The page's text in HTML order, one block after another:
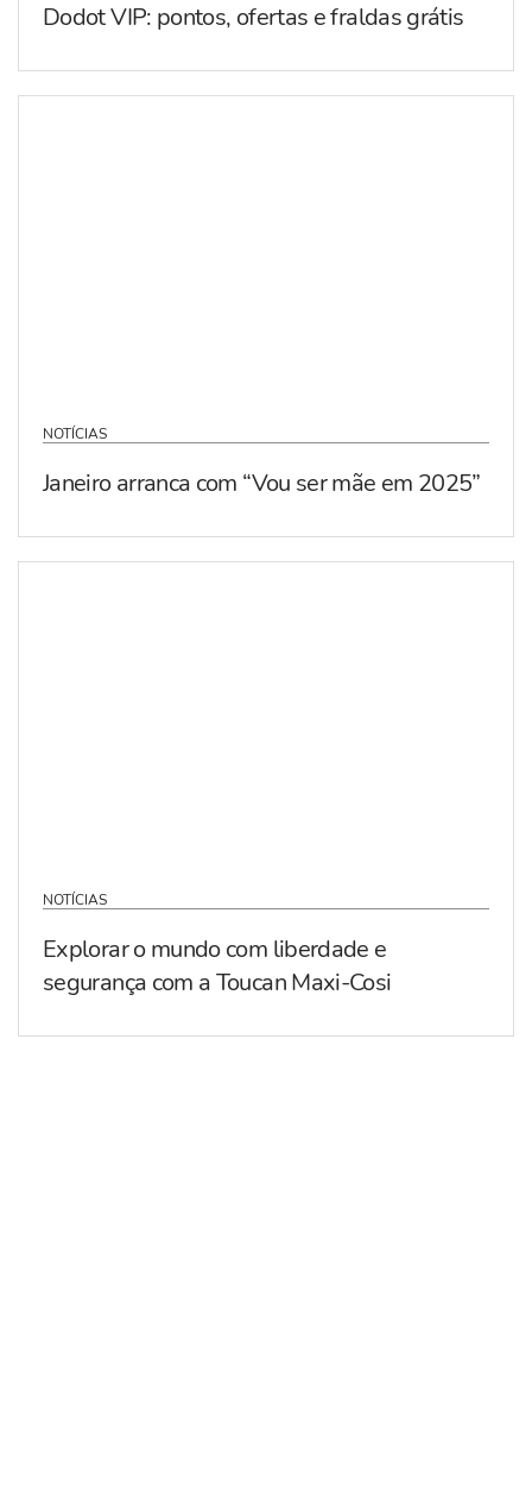
Dodot VIP: pontos, ofertas e fraldas grátis
NOTÍCIAS
Janeiro arranca com “Vou ser mãe em 2025”
NOTÍCIAS
Explorar o mundo com liberdade e
segurança com a Toucan Maxi-Cosi